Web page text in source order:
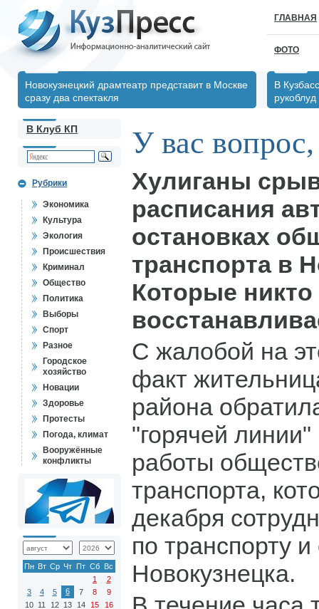
ГЛАВНАЯ
ФОТО
Новокузнецкий драмтеатр представит в Москве
сразу два спектакля
В
рукоблуд
В Клуб КП
Рубрики
Экономика
Культура
Экология
Происшествия
Криминал
Общество
Политика
Выборы
Спорт
Разное
Городское
хозяйство
Новации
Здоровье
Протесты
Погода, климат
Вооружённые
конфликты
Пн Вт Ср Чт Пт Сб Вс
1
2
3
4 5 6 7 8
9
10 11 12 13 14 15
16
У вас
Хулиганы
расписания
остановках
транспорта в
Которые никто
С жалобой на
факт
района
"горячей
работы
транспорта,
декабря
по транспорту и
Новокузнецка.